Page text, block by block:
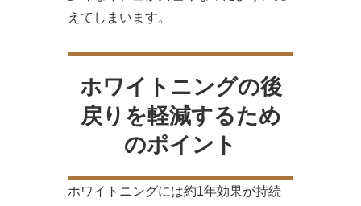
えてしまいます。
ホワイトニングの後
戻りを軽減するため
のポイント
ホワイトニングには約1年効果が持続